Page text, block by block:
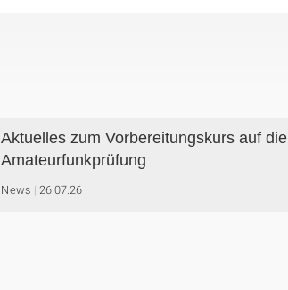
Aktuelles zum Vorbereitungskurs auf die
Amateurfunkprüfung
News 26.07.26